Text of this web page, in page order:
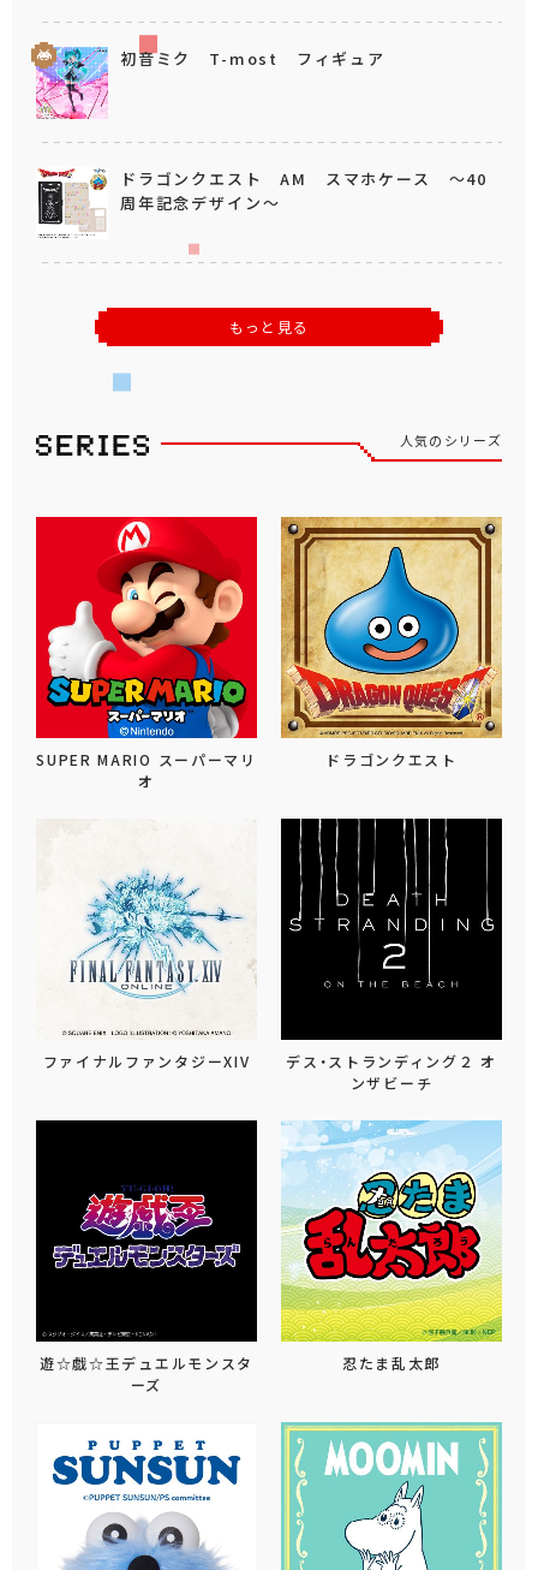
初音ミク T-most フィギュア
ドラゴンクエスト AM スマホケース ～40
周年記念デザイン～
もっと見る
人気のシリーズ
SUPER MARIO スーパーマリ
オ
ドラゴンクエスト
ファイナルファンタジーXIV
デス・ストランディング２ オ
ンザビーチ
遊☆戯☆王デュエルモンスタ
ーズ
忍たま乱太郎